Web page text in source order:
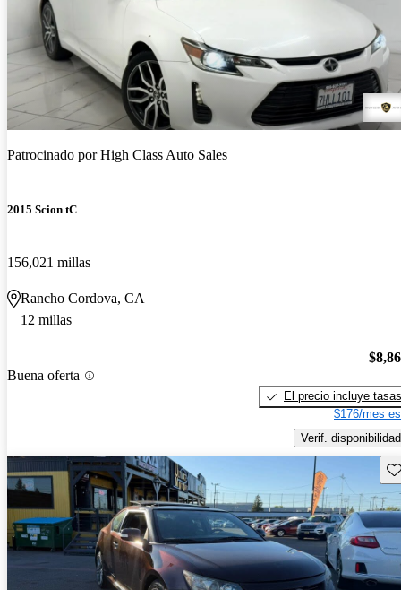
Patrocinado porHigh Class Auto Sales
2015 Scion tC
156,021 millas
Rancho Cordova, CA
12 millas
Buena oferta
El precio incluye tasas
$176/mes
Verif. disponibilidad